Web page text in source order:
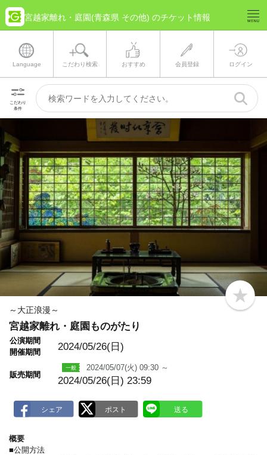
宮越家離れ・庭園(青森県 その他) のチケット情報
Language こだわり検索 おすすめ 会員登録 ログイン
こだわり
条件
b
o
～大正浪漫～
宮越家離れ・庭園ものがたり
公演期間
開催期間
2024/05/26(日)
販売期間
2024/05/07(火) 09:30 ～
2024/05/26(日) 23:59
概要
■公開方法